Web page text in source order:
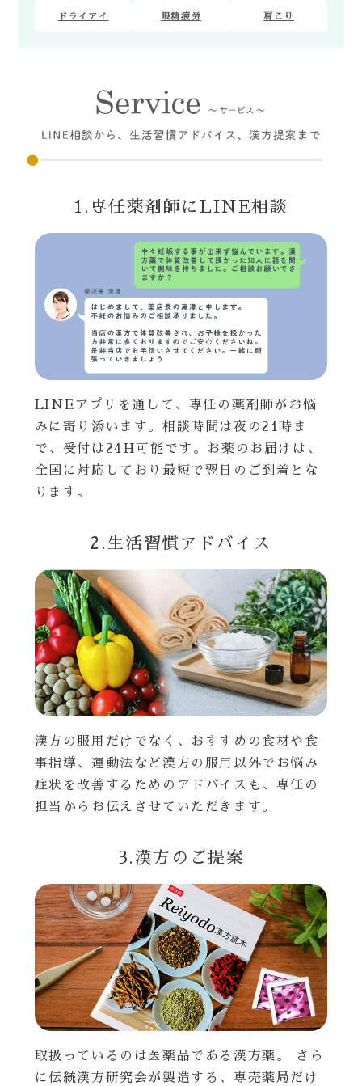
ドライアイ 眼精疲労 肩こり
1.専任薬剤師にLINE相談
LINEアプリを通して、専任の薬剤師がお悩
みに寄り添います。相談時間は夜の21時ま
で、受付は24H可能です。お薬のお届けは、
全国に対応しており最短で翌日のご到着とな
ります。
2.生活習慣アドバイス
漢方の服用だけでなく、おすすめの食材や食
事指導、運動法など漢方の服用以外でお悩み
症状を改善するためのアドバイスも、専任の
担当からお伝えさせていただきます。
3.漢方のご提案
取扱っているのは医薬品である漢方薬。 さら
に伝統漢方研究会が製造する、専売薬局だけ